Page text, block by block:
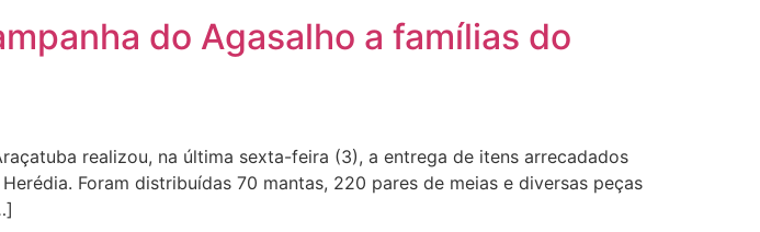
do Agasalho a famílias do
realizou, na última sexta-feira (3), a entrega de itens arrecadados
Foram distribuídas 70 mantas, 220 pares de meias e diversas peças